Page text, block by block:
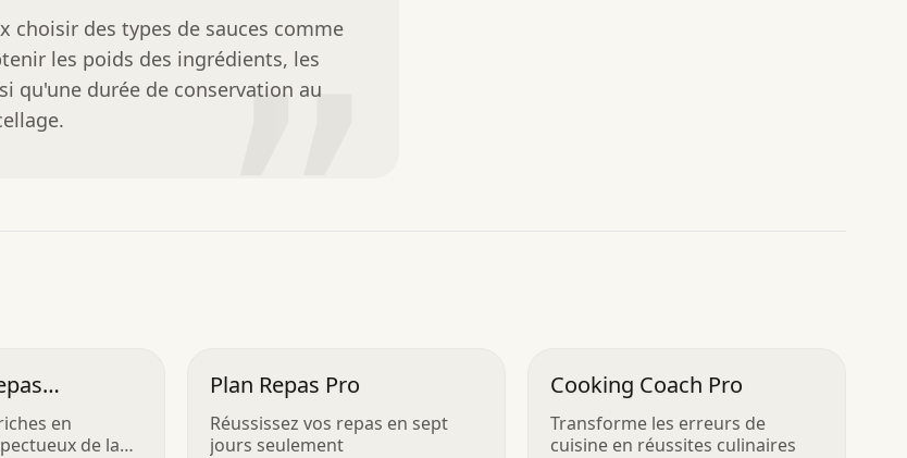
choisir des types de sauces comme
les poids des ingrédients, les
qu'une durée de conservation au
”
en
de la
Plan Repas Pro
Réussissez vos repas en sept
jours seulement
Cooking Coach Pro
Transforme les erreurs de
cuisine en réussites culinaires